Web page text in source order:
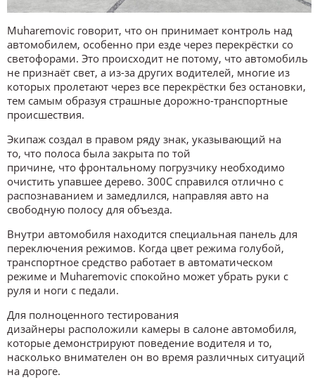
Muharemovic говорит, что он принимает контроль над
автомобилем, особенно при езде через перекрёстки со
светофорами. Это происходит не потому, что автомобиль
не признаёт свет, а из-за других водителей, многие из
которых пролетают через все перекрёстки без остановки,
тем самым образуя страшные дорожно-транспортные
происшествия.
Экипаж создал в правом ряду знак, указывающий на
то, что полоса была закрыта по той
причине, что фронтальному погрузчику необходимо
очистить упавшее дерево. 300C справился отлично с
распознаванием и замедлился, направляя авто на
свободную полосу для объезда.
Внутри автомобиля находится специальная панель для
переключения режимов. Когда цвет режима голубой,
транспортное средство работает в автоматическом
режиме и Muharemovic спокойно может убрать руки с
руля и ноги с педали.
Для полноценного тестирования
дизайнеры расположили камеры в салоне автомобиля,
которые демонстрируют поведение водителя и то,
насколько внимателен он во время различных ситуаций
на дороге.